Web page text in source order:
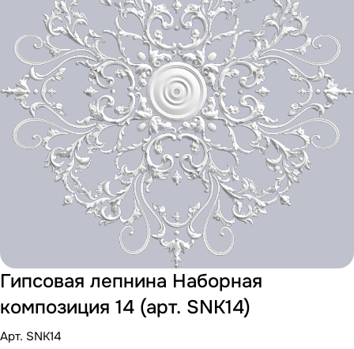
Гипсовая лепнина Наборная
композиция 14 (арт. SNK14)
Арт. SNK14